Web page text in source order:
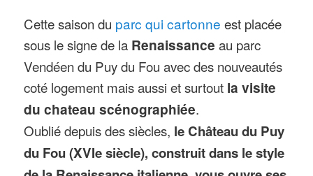
Cette saison du parc qui cartonne est placée
sous le signe de la Renaissance au parc
Vendéen du Puy du Fou avec des nouveautés
coté logement mais aussi et surtout la visite
du chateau scénographiée.
Oublié depuis des siècles, le Château du Puy
du Fou (XVIe siècle), construit dans le style